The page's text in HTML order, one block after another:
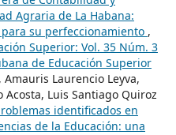
Agraria de La Habana:
su perfeccionamiento ,
Superior: Vol. 35 Núm. 3
de Educación Superior
Laurencio Leyva,
Acosta, Luis Santiago Quiroz
identificados en
de la Educación: una